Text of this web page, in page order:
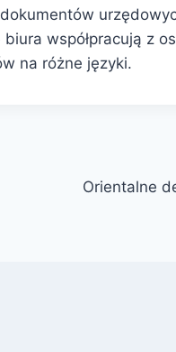
biura współpracują z
na różne języki.
Orientalne